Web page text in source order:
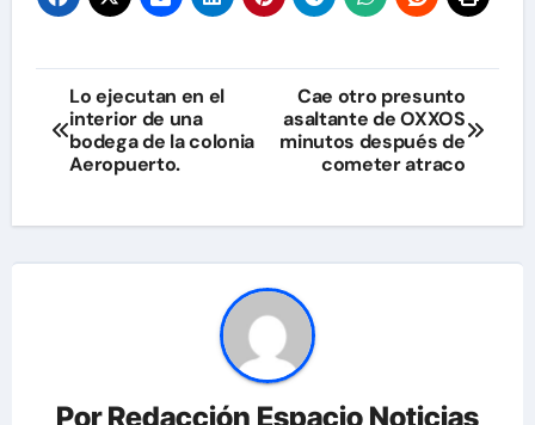
Navegación
de
entradas
Lo ejecutan en el
interior de una
bodega de la colonia
Aeropuerto.
Cae otro presunto
asaltante de OXXOS
minutos después de
cometer atraco
PorRedacción Espacio Noticias